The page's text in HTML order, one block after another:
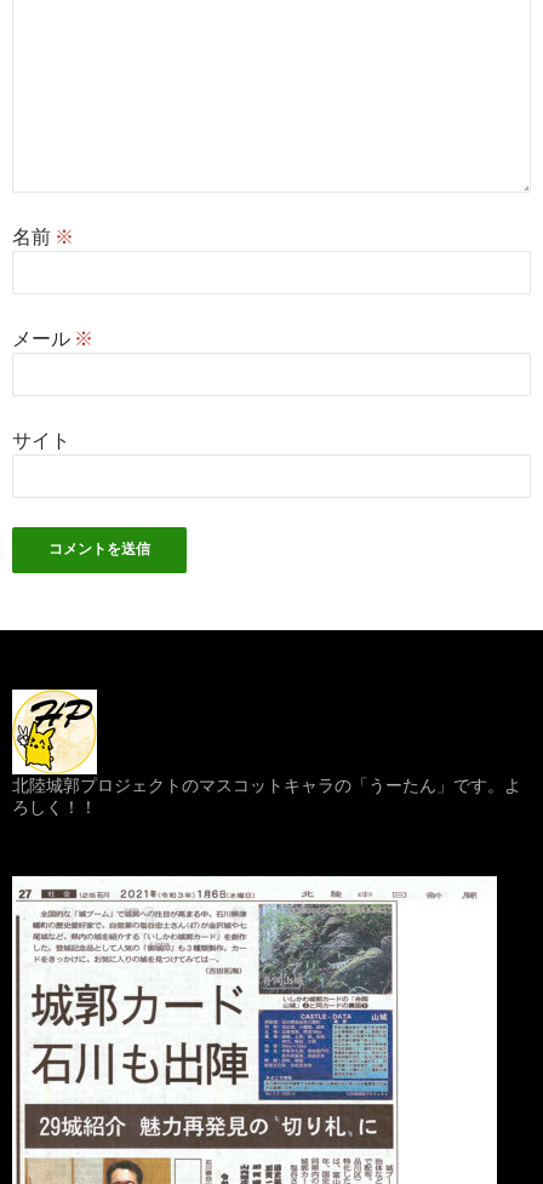
名前 ※
メール ※
サイト
北陸城郭プロジェクトのマスコットキャラの「うーたん」です。よ
ろしく！！